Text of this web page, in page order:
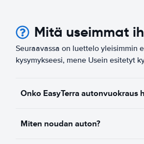
Mitä useimmat
Seuraavassa on luettelo yleisimmin
kysymykseesi, mene Usein esitetyt
Onko EasyTerra autonvuokraus
Miten noudan auton?